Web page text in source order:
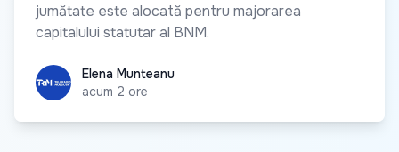
jumătate este alocată pentru majorarea
capitalului statutar al BNM.
Elena Munteanu
Elena Munteanu
acum 2 ore